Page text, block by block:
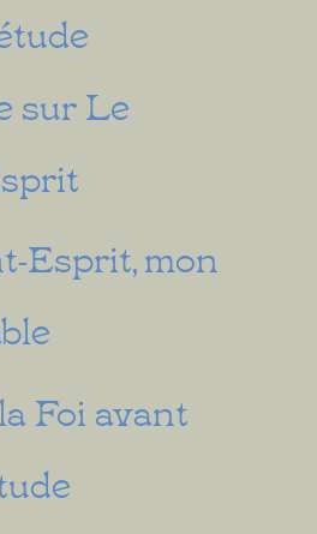
sur Le
Esprit, mon
Foi avant